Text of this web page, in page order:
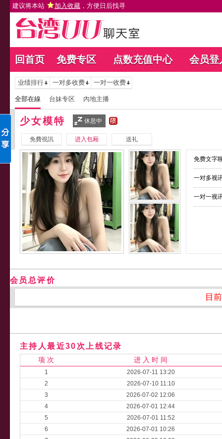
建议将本站 加入收藏 ，方便日后找寻
回首页 免费专区 点数充值中心 会员登
业绩排行 一对多收费 一对一收费
全部在線 台妹专区 內地主播
少女模特 休息中
免費視訊 进入包厢 送礼
免费文字
一对多视
一对一视
会员总评价
目
主持人最近30次上线记录
项 次 进 入 时 间
1
2026-07-11 13:20
2
2026-07-10 11:10
3
2026-07-02 12:06
4
2026-07-01 12:44
5
2026-07-01 11:52
6
2026-07-01 10:26